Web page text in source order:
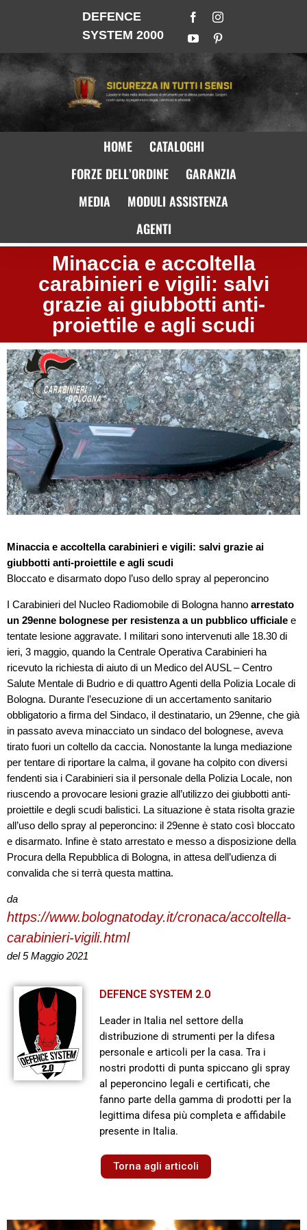
DEFENCE
SYSTEM 2000
HOME
CATALOGHI
FORZE DELL’ORDINE
GARANZIA
MEDIA
MODULI ASSISTENZA
AGENTI
Minaccia e accoltella
carabinieri e vigili: salvi
grazie ai giubbotti anti-
proiettile e agli scudi
Minaccia e accoltella carabinieri e vigili: salvi grazie ai
giubbotti anti-proiettile e agli scudi
Bloccato e disarmato dopo l’uso dello spray al peperoncino
I Carabinieri del Nucleo Radiomobile di Bologna hanno arrestato
un 29enne bolognese per resistenza a un pubblico ufficiale e
tentate lesione aggravate. I militari sono intervenuti alle 18.30 di
ieri, 3 maggio, quando la Centrale Operativa Carabinieri ha
ricevuto la richiesta di aiuto di un Medico del AUSL – Centro
Salute Mentale di Budrio e di quattro Agenti della Polizia Locale di
Bologna. Durante l’esecuzione di un accertamento sanitario
obbligatorio a firma del Sindaco, il destinatario, un 29enne, che già
in passato aveva minacciato un sindaco del bolognese, aveva
tirato fuori un coltello da caccia. Nonostante la lunga mediazione
per tentare di riportare la calma, il govane ha colpito con diversi
fendenti sia i Carabinieri sia il personale della Polizia Locale, non
riuscendo a provocare lesioni grazie all’utilizzo dei giubbotti anti-
proiettile e degli scudi balistici. La situazione è stata risolta grazie
all’uso dello spray al peperoncino: il 29enne è stato così bloccato
e disarmato. Infine è stato arrestato e messo a disposizione della
Procura della Repubblica di Bologna, in attesa dell’udienza di
convalida che si terrà questa mattina.
da
https://www.bolognatoday.it/cronaca/accoltella-
carabinieri-vigili.html
del 5 Maggio 2021
DEFENCE SYSTEM 2.0
Leader in Italia nel settore della
distribuzione di strumenti per la difesa
personale e articoli per la casa. Tra i
nostri prodotti di punta spiccano gli spray
al peperoncino legali e certificati, che
fanno parte della gamma di prodotti per la
legittima difesa più completa e affidabile
presente in Italia.
Torna agli articoli